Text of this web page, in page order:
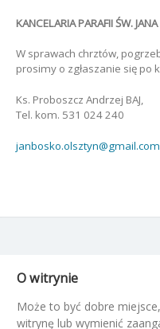
KANCELARIA PARAFII ŚW.
W sprawach chrztów,
prosimy o zgłaszanie się po
Ks. Proboszcz Andrzej BAJ,
Tel. kom. 531 024 240
janbosko.olsztyn@gmail.com
O witrynie
Może to być dobre
witrynę lub wymienić